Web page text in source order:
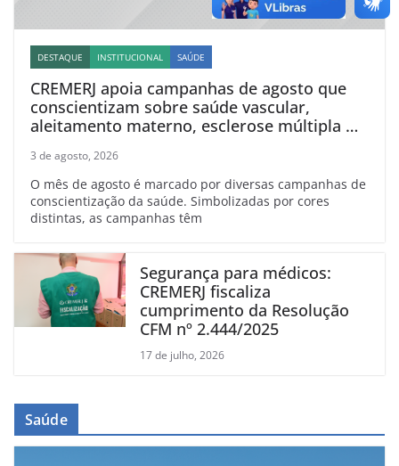
DESTAQUE INSTITUCIONAL SAÚDE
CREMERJ apoia campanhas de agosto que
conscientizam sobre saúde vascular,
aleitamento materno, esclerose múltipla e
3 de agosto, 2026
O mês de agosto é marcado por diversas campanhas de
conscientização da saúde. Simbolizadas por cores
distintas, as campanhas têm
Segurança para médicos:
CREMERJ fiscaliza
cumprimento da Resolução
CFM nº 2.444/2025
17 de julho, 2026
Saúde